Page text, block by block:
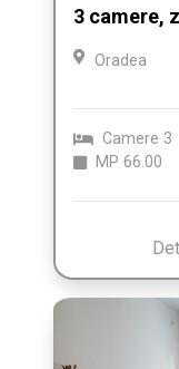
3 camere,
Oradea
Camere 3
MP 66.00